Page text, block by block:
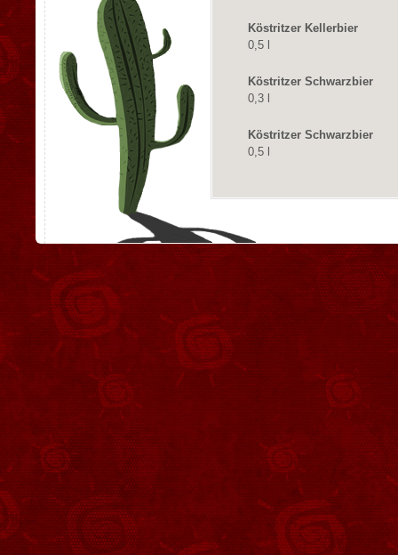
Köstritzer Kellerbier
0,5 l
Köstritzer Schwarzbier
0,3 l
Köstritzer Schwarzbier
0,5 l